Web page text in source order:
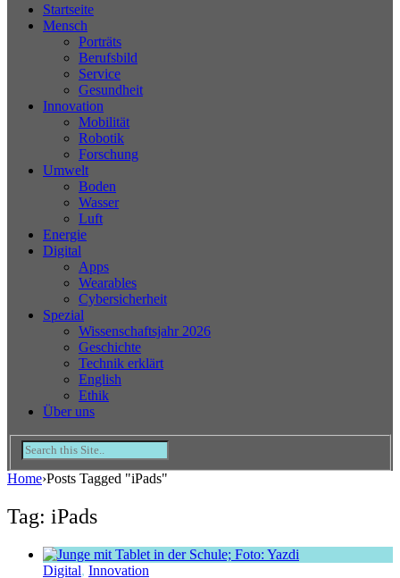
Startseite
Mensch
Porträts
Berufsbild
Service
Gesundheit
Innovation
Mobilität
Robotik
Forschung
Umwelt
Boden
Wasser
Luft
Energie
Digital
Apps
Wearables
Cybersicherheit
Spezial
Wissenschaftsjahr 2026
Geschichte
Technik erklärt
English
Ethik
Über uns
Home›Posts Tagged "iPads"
Tag: iPads
Digital, Innovation